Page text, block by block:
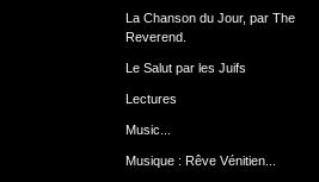
La Chanson du Jour, par The
Reverend.
Le Salut par les Juifs
Lectures
Music...
Musique : Rêve Vénitien...